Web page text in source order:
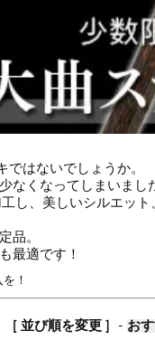
はないでしょうか。
なくなってしまいまし
し、美しいシルエッ
品。
最適です！
！
[ 並び順を変更 ] - お